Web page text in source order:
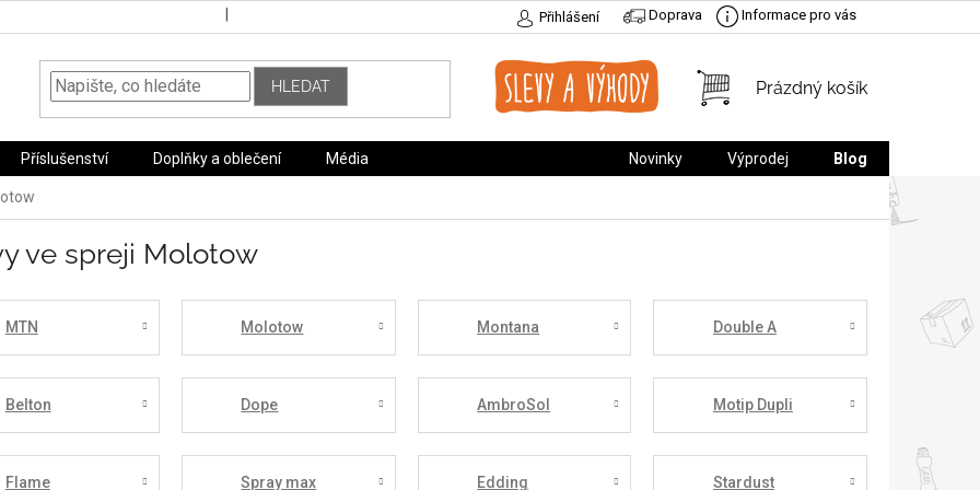
Přihlášení Doprava Informace pro vás
HLEDAT
NÁKUPNÍ
Prázdný košík
Příslušenství Doplňky a oblečení Média Novinky Výprodej Blog
ve spreji Molotow
MTN Molotow Montana Double A
Belton Dope AmbroSol Motip Dupli
Flame Spray max Edding Stardust